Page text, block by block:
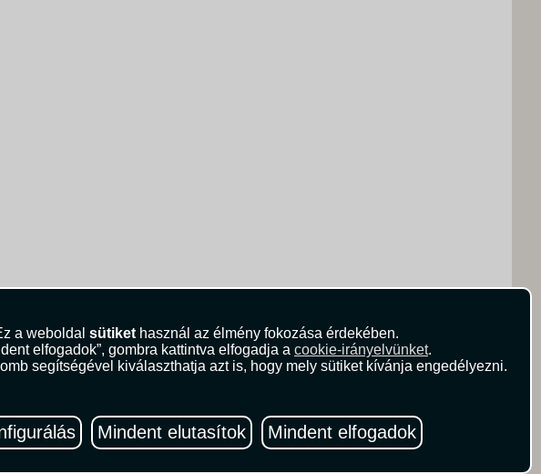
a weboldal sütikethasznál az élmény fokozása érdekében.
elfogadok”, gombra kattintva elfogadja a cookie-irányelvünket.
segítségével kiválaszthatja azt is, hogy mely sütiket kívánja engedélyezni.
Mindent elutasítok Mindent elfogadok